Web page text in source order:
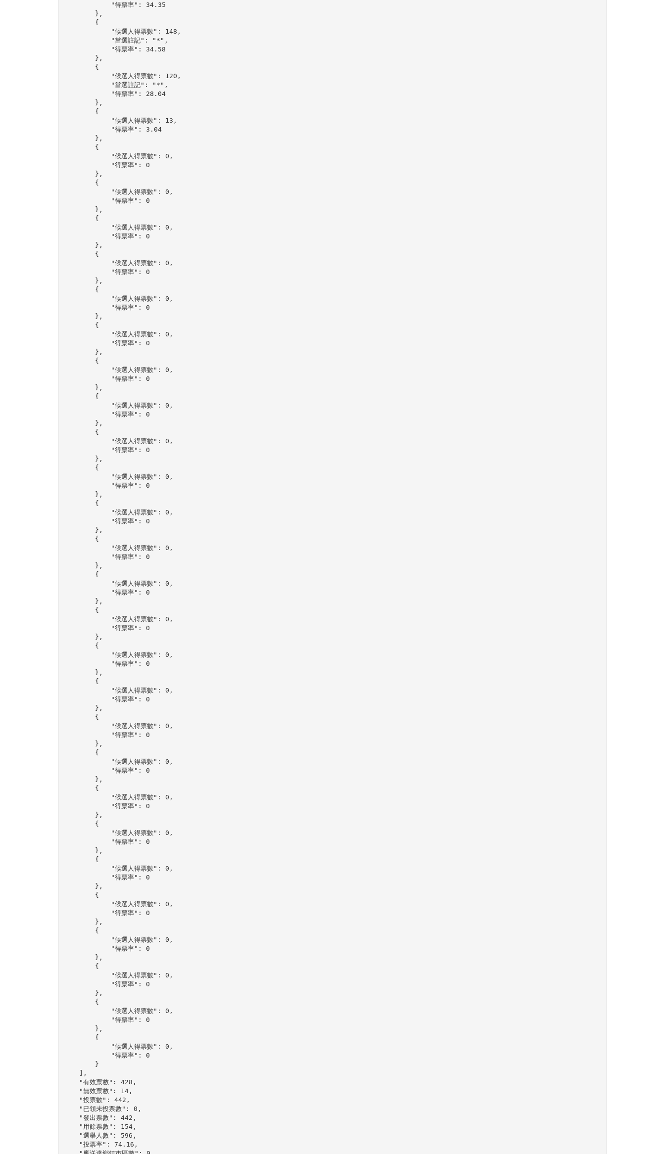
            "得票率": 34.35
        },
        {
            "候選人得票數": 148,
            "當選註記": "*",
            "得票率": 34.58
        },
        {
            "候選人得票數": 120,
            "當選註記": "*",
            "得票率": 28.04
        },
        {
            "候選人得票數": 13,
            "得票率": 3.04
        },
        {
            "候選人得票數": 0,
            "得票率": 0
        },
        {
            "候選人得票數": 0,
            "得票率": 0
        },
        {
            "候選人得票數": 0,
            "得票率": 0
        },
        {
            "候選人得票數": 0,
            "得票率": 0
        },
        {
            "候選人得票數": 0,
            "得票率": 0
        },
        {
            "候選人得票數": 0,
            "得票率": 0
        },
        {
            "候選人得票數": 0,
            "得票率": 0
        },
        {
            "候選人得票數": 0,
            "得票率": 0
        },
        {
            "候選人得票數": 0,
            "得票率": 0
        },
        {
            "候選人得票數": 0,
            "得票率": 0
        },
        {
            "候選人得票數": 0,
            "得票率": 0
        },
        {
            "候選人得票數": 0,
            "得票率": 0
        },
        {
            "候選人得票數": 0,
            "得票率": 0
        },
        {
            "候選人得票數": 0,
            "得票率": 0
        },
        {
            "候選人得票數": 0,
            "得票率": 0
        },
        {
            "候選人得票數": 0,
            "得票率": 0
        },
        {
            "候選人得票數": 0,
            "得票率": 0
        },
        {
            "候選人得票數": 0,
            "得票率": 0
        },
        {
            "候選人得票數": 0,
            "得票率": 0
        },
        {
            "候選人得票數": 0,
            "得票率": 0
        },
        {
            "候選人得票數": 0,
            "得票率": 0
        },
        {
            "候選人得票數": 0,
            "得票率": 0
        },
        {
            "候選人得票數": 0,
            "得票率": 0
        },
        {
            "候選人得票數": 0,
            "得票率": 0
        },
        {
            "候選人得票數": 0,
            "得票率": 0
        },
        {
            "候選人得票數": 0,
            "得票率": 0
        }
    ],
    "有效票數": 428,
    "無效票數": 14,
    "投票數": 442,
    "已領未投票數": 0,
    "發出票數": 442,
    "用餘票數": 154,
    "選舉人數": 596,
    "投票率": 74.16,